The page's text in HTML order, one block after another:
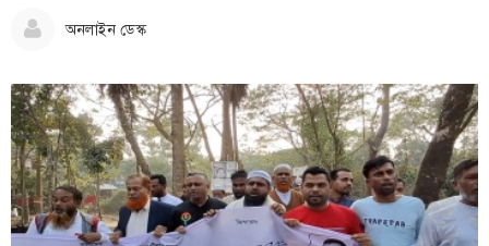
শিক্ষা
সারাদেশ
ফিচার
সম্পাদকীয়
অন্যান্য
অনলাইন ডেস্ক